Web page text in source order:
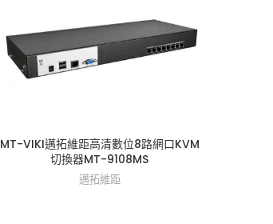
MT-VIKI邁拓維距高清數位8路網口KVM
切換器MT-9108MS
邁拓維距